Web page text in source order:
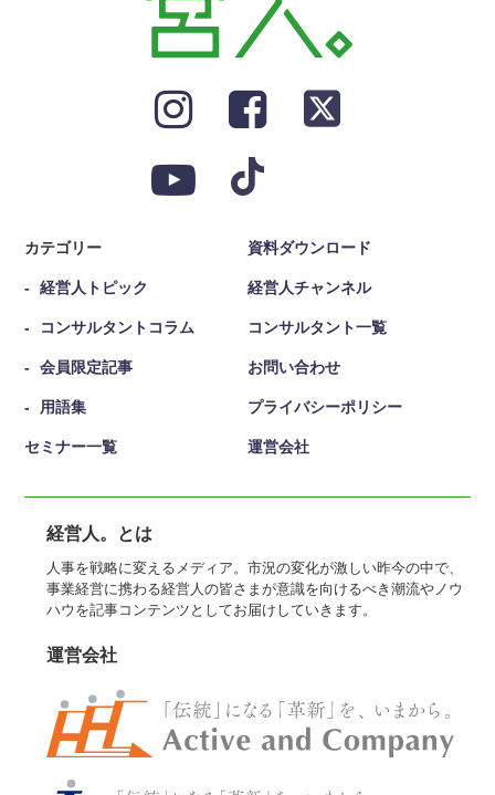
カテゴリー
経営人トピック
コンサルタントコラム
会員限定記事
用語集
セミナー一覧
資料ダウンロード
経営人チャンネル
コンサルタント一覧
お問い合わせ
プライバシーポリシー
運営会社
経営人。とは
人事を戦略に変えるメディア。市況の変化が激しい昨今の中で、
事業経営に携わる経営人の皆さまが意識を向けるべき潮流やノウ
ハウを記事コンテンツとしてお届けしていきます。
運営会社